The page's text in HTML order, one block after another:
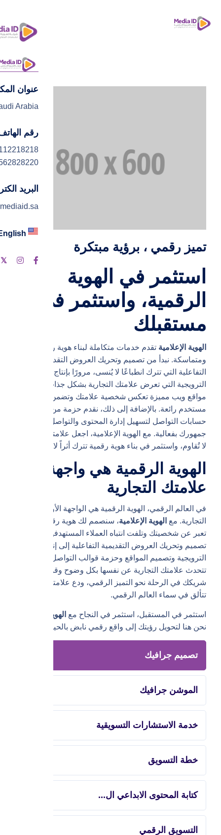
عنوان
Arabia
رقم
البريد
تصميم جرافيك
الموشن جرافيك
خدمة الاستشارات التسويقية
خطة التسويق
كتابة المحتوى الابداعي ال...
التسويق الرقمي
تميز رقمي ، برؤية مبتكرة
استثمر في الهوية
الرقمية، واستثمر في
مستقبلك
الهوية الإعلامية تقدم خدمات متكاملة لبناء هوية رقمية قوية
ومتماسكة. نبدأ من تصميم وتحريك العروض التقديمية
التفاعلية التي تترك انطباعًا لا يُنسى، مرورًا بإنتاج الأفلام
الترويجية التي تعرض علامتك التجارية بشكل جذاب. نصمم
مواقع ويب مميزة تعكس شخصية علامتك وتضمن تجربة
مستخدم رائعة. بالإضافة إلى ذلك، نقدم حزمة من قوالب
حسابات التواصل لتسهيل إدارة المحتوى والتواصل مع
جمهورك بفعالية. مع الهوية الإعلامية، اجعل علامتك التجارية
لا تُقاوم، واستثمر في بناء هوية رقمية تترك أثراً لا يُنسى.
الهوية الرقمية هي واجهة
علامتك التجارية
في العالم الرقمي، الهوية الرقمية هي الواجهة الأولى لعلامتك
التجارية. مع الهوية الإعلامية، سنصمم لك هوية رقمية جذابة
تعبر عن شخصيتك وتلفت انتباه العملاء المستهدفين. من
تصميم وتحريك العروض التقديمية التفاعلية إلى إنتاج الأفلام
الترويجية وتصميم المواقع وحزمة قوالب التواصل، نضمن أن
تتحدث علامتك التجارية عن نفسها بكل وضوح وقوة. اجعلنا
شريكك في الرحلة نحو التميز الرقمي، ودع علامتك التجارية
تتألق في سماء العالم الرقمي.
استثمر في المستقبل، استثمر في النجاح مع الهوية الإعلامية
نحن هنا لتحويل رؤيتك إلى واقع رقمي نابض بالحياة.